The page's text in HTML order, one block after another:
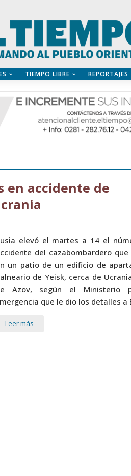
TIEMPO LIBRE REPORTAJES
en accidente de
elevó el martes a 14 el
del cazabombardero
un patio de un edificio de
de Yeisk, cerca de
Azov, según el Ministerio
que le dio los detalles a
Leer más